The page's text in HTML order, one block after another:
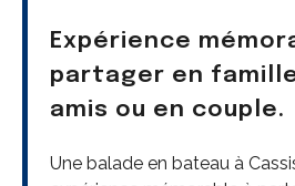
Expérience
partager en
amis ou en couple.
Une balade en bateau à